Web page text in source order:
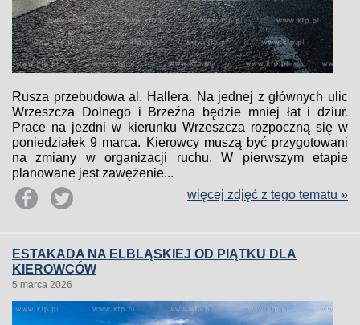
Rusza przebudowa al. Hallera. Na jednej z głównych ulic
Wrzeszcza Dolnego i Brzeźna będzie mniej łat i dziur.
Prace na jezdni w kierunku Wrzeszcza rozpoczną się w
poniedziałek 9 marca. Kierowcy muszą być przygotowani
na zmiany w organizacji ruchu. W pierwszym etapie
planowane jest zawężenie...
więcej zdjęć z tego tematu »
ESTAKADA NA ELBLĄSKIEJ OD PIĄTKU DLA
KIEROWCÓW
5 marca 2026